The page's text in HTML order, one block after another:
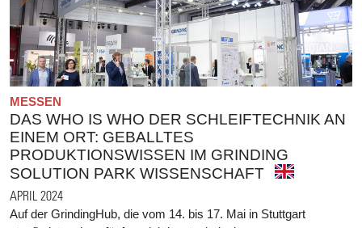
MESSEN
DAS WHO IS WHO DER SCHLEIFTECHNIK AN
EINEM ORT: GEBALLTES
PRODUKTIONSWISSEN IM GRINDING
SOLUTION PARK WISSENSCHAFT
APRIL 2024
Auf der GrindingHub, die vom 14. bis 17. Mai in Stuttgart